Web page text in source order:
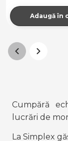
Adaugă în
Cumpără
lucrări de
La Simplex